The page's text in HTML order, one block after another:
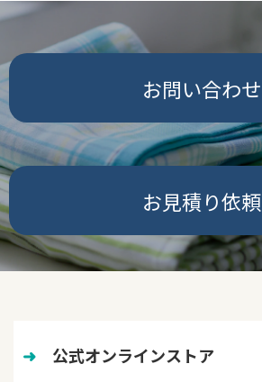
お問い合わせ
お見積り依頼
➜ 公式オンラインストア